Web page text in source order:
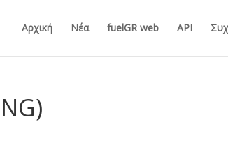
Αρχική Νέα fuelGR web API